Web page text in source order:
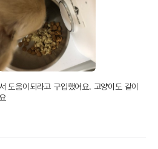
도움이되라고 구입했어요. 고양이도 같이